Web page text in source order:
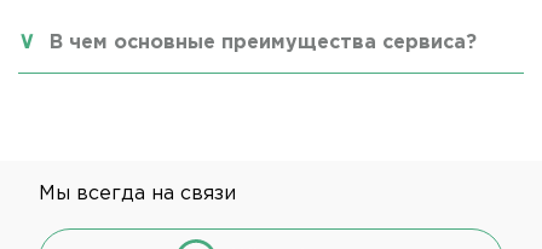
В чем основные преимущества сервиса?
Мы всегда на связи